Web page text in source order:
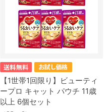
【1世帯1回限り】ビューティ
ープロ キャット パウチ 11歳
以上 6個セット